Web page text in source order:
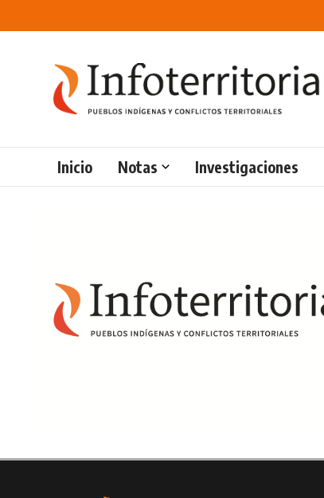
Inicio Notas Investigaciones